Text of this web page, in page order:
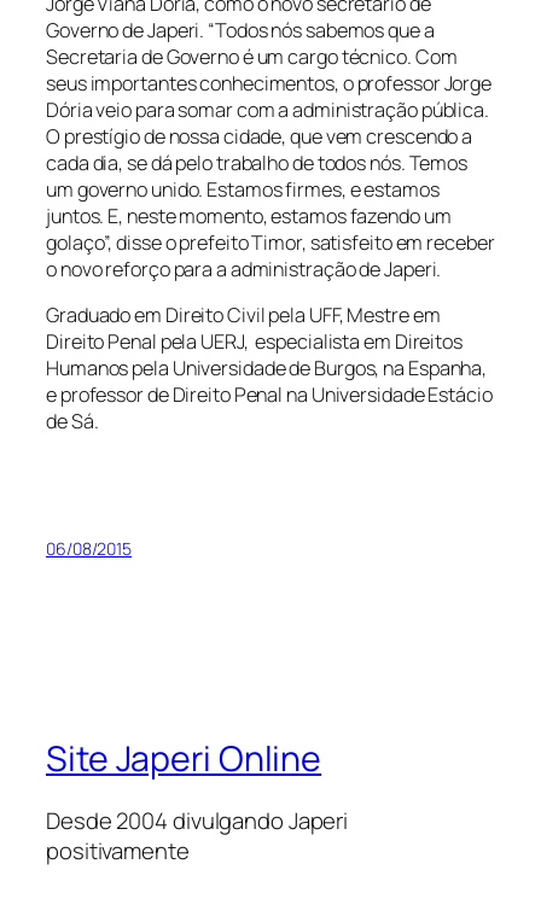
Governo de Japeri. “Todos nós sabemos que a
Secretaria de Governo é um cargo técnico. Com
seus importantes conhecimentos, o professor Jorge
Dória veio para somar com a administração pública.
O prestígio de nossa cidade, que vem crescendo a
cada dia, se dá pelo trabalho de todos nós. Temos
um governo unido. Estamos firmes, e estamos
juntos. E, neste momento, estamos fazendo um
golaço”, disse o prefeito Timor, satisfeito em receber
o novo reforço para a administração de Japeri.
Graduado em Direito Civil pela UFF, Mestre em
Direito Penal pela UERJ, especialista em Direitos
Humanos pela Universidade de Burgos, na Espanha,
e professor de Direito Penal na Universidade Estácio
de Sá.
06/08/2015
Site Japeri Online
Desde 2004 divulgando Japeri
positivamente